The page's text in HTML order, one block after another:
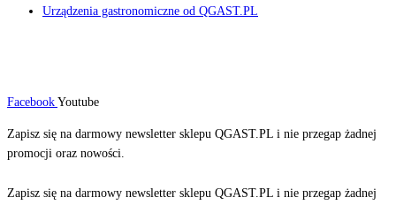
Urządzenia gastronomiczne od QGAST.PL
Facebook Youtube
Zapisz się na darmowy newsletter sklepu QGAST.PL i nie przegap żadnej
promocji oraz nowości.
Zapisz się na darmowy newsletter sklepu QGAST.PL i nie przegap żadnej